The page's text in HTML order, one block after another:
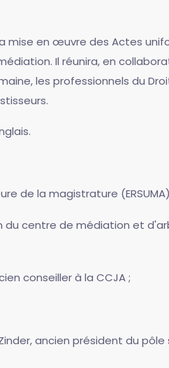
mise en œuvre des Actes
Il réunira, en
les professionnels du
de la magistrature
centre de médiation et
conseiller à la CCJA ;
ancien président du